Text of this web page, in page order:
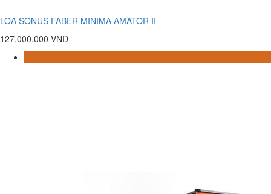
LOA SONUS FABER MINIMA AMATOR II
127.000.000 VNĐ